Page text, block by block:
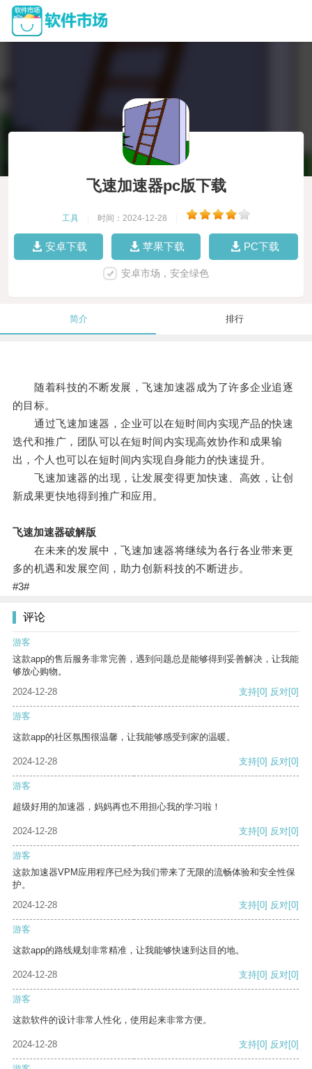
飞速加速器pc版下载
工具 时间：2024-12-28
安卓下载 苹果下载 PC下载
安卓市场，安全绿色
简介 排行
随着科技的不断发展，飞速加速器成为了许多企业追逐
的目标。
通过飞速加速器，企业可以在短时间内实现产品的快速
迭代和推广，团队可以在短时间内实现高效协作和成果输
出，个人也可以在短时间内实现自身能力的快速提升。
飞速加速器的出现，让发展变得更加快速、高效，让创
新成果更快地得到推广和应用。
飞速加速器破解版
在未来的发展中，飞速加速器将继续为各行各业带来更
多的机遇和发展空间，助力创新科技的不断进步。
#3#
评论
游客
这款app的售后服务非常完善，遇到问题总是能够得到妥善解决，让我能
够放心购物。
2024-12-28
支持[0] 反对[0]
游客
这款app的社区氛围很温馨，让我能够感受到家的温暖。
2024-12-28 支持[0] 反对[0]
游客
超级好用的加速器，妈妈再也不用担心我的学习啦！
2024-12-28 支持[0] 反对[0]
游客
这款加速器VPM应用程序已经为我们带来了无限的流畅体验和安全性保
护。
2024-12-28
支持[0] 反对[0]
游客
这款app的路线规划非常精准，让我能够快速到达目的地。
2024-12-28 支持[0] 反对[0]
游客
这款软件的设计非常人性化，使用起来非常方便。
2024-12-28 支持[0] 反对[0]